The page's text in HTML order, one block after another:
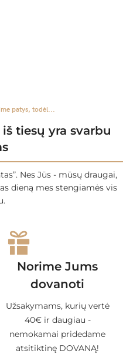
patys, todėl...
tiesų yra svarbu
Nes Jūs - mūsų draugai,
dieną mes stengiamės vis
Norime Jums
dovanoti
Užsakymams, kurių vertė
40€ ir daugiau -
nemokamai pridedame
atsitiktinę DOVANĄ!